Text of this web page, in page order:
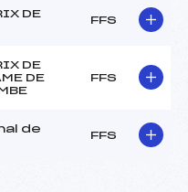
DE
FFS
DE
DE
FFS
de
FFS